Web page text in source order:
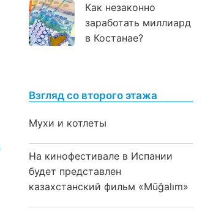
Как незаконно
заработать миллиард
в Костанае?
Взгляд со второго этажа
Мухи и котлеты
На кинофестивале в Испании
будет представлен
казахстанский фильм «Mūğalım»